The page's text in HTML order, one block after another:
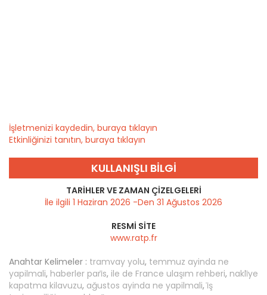
İşletmenizi kaydedin, buraya tıklayın
Etkinliğinizi tanıtın, buraya tıklayın
KULLANIŞLI BILGI
TARIHLER VE ZAMAN ÇIZELGELERI
İle ilgili 1 Haziran 2026 -Den 31 Ağustos 2026
RESMI SITE
www.ratp.fr
Anahtar Kelimeler : tramvay yolu, temmuz ayinda ne
yapilmali, haberler pari̇s, ile de France ulaşım rehberi, nakli̇ye
kapatma kilavuzu, ağustos ayinda ne yapilmali,i̇ş